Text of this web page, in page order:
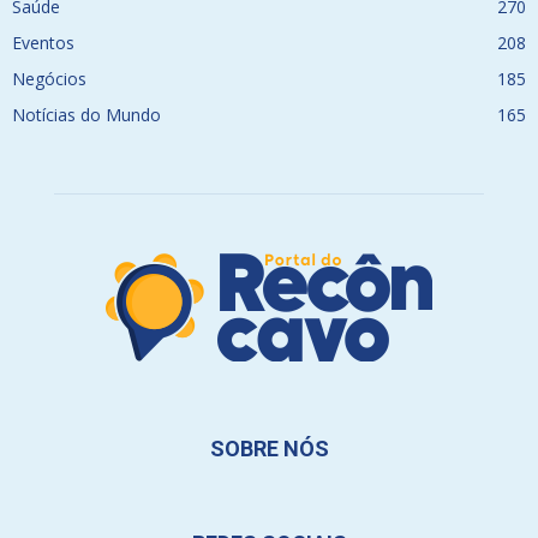
Saúde
270
Eventos
208
Negócios
185
Notícias do Mundo
165
SOBRE NÓS